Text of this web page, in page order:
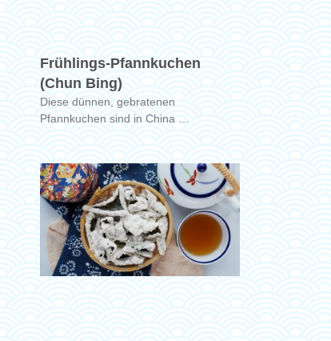
Frühlings-Pfannkuchen
(Chun Bing)
Diese dünnen, gebratenen
Pfannkuchen sind in China …